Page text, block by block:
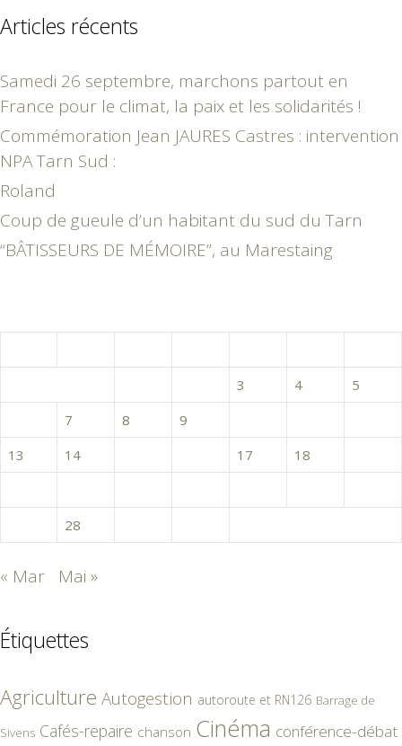
Articles récents
Samedi 26 septembre, marchons partout en
France pour le climat, la paix et les solidarités !
Commémoration Jean JAURES Castres : intervention
NPA Tarn Sud :
Roland
Coup de gueule d’un habitant du sud du Tarn
“BÂTISSEURS DE MÉMOIRE”, au Marestaing
3 4
5
7 8 9
13
14 17 18
28
« Mar Mai »
Étiquettes
Agriculture Autogestion autoroute et RN126 Barrage de
Sivens Cafés-repaire chanson Cinéma conférence-débat